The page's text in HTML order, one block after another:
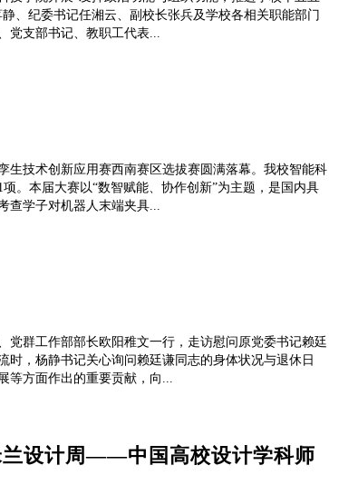
、纪委书记任湘云、副校长张兵及学校各相关职能部门
党支部书记、教职工代表...
生技术创新应用赛西南赛区选拔赛圆满落幕。我校智能科
。本届大赛以“数智赋能、协作创新”为主题，是国内具
查学子对机器人末端夹具...
党群工作部部长欧阳稚文一行，走访慰问原党委书记赖廷
，杨静书记关心询问赖廷谦同志的身体状况与退休日
等方面作出的重要贡献，向...
兰设计周——中国高校设计学科师